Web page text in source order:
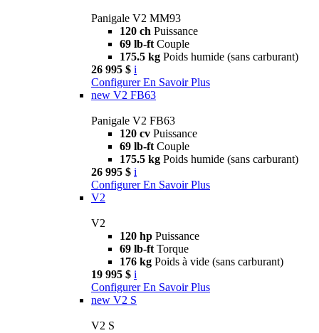
Panigale V2 MM93
120 ch Puissance
69 lb-ft Couple
175.5 kg Poids humide (sans carburant)
26 995 $ i
Configurer En Savoir Plus
new V2 FB63
Panigale V2 FB63
120 cv Puissance
69 lb-ft Couple
175.5 kg Poids humide (sans carburant)
26 995 $ i
Configurer En Savoir Plus
V2
V2
120 hp Puissance
69 lb-ft Torque
176 kg Poids à vide (sans carburant)
19 995 $ i
Configurer En Savoir Plus
new V2 S
V2 S